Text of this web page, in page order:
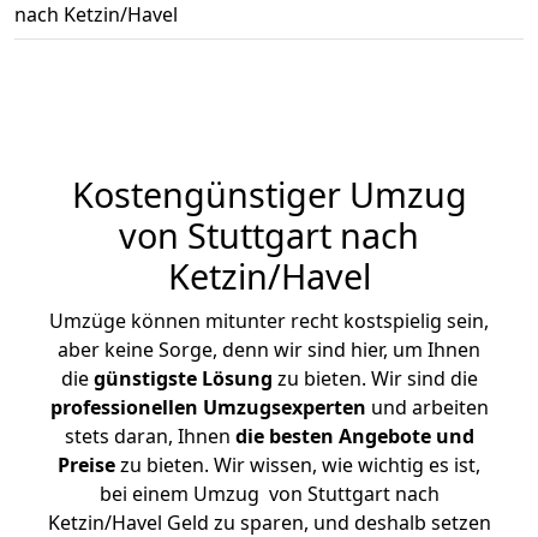
nach Ketzin/Havel
Kostengünstiger Umzug
von Stuttgart nach
Ketzin/Havel
Umzüge können mitunter recht kostspielig sein,
aber keine Sorge, denn wir sind hier, um Ihnen
diegünstigste Lösung zu bieten. Wir sind die
professionellen Umzugsexperten und arbeiten
stets daran, Ihnen die besten Angebote und
Preisezu bieten. Wir wissen, wie wichtig es ist,
bei einem Umzug von Stuttgart nach
Ketzin/Havel Geld zu sparen, und deshalb setzen